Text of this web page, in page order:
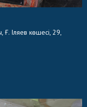
Іляев көшесі, 29,